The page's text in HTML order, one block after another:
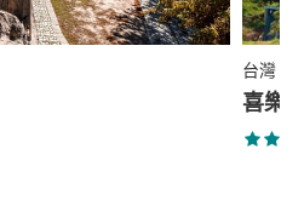
台灣 ·
喜樂